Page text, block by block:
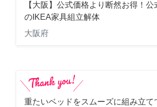
【大阪】公式価格より断然お得！公
のIKEA家具組立解体
大阪府
重たいベッドをスムーズに組み立て